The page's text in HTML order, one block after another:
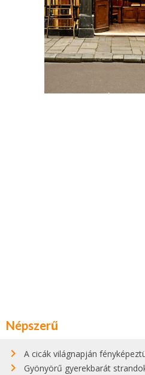
Népszerű
A cicák világnapján fényképeztük ezt a
Gyönyörű gyerekbarát strandok